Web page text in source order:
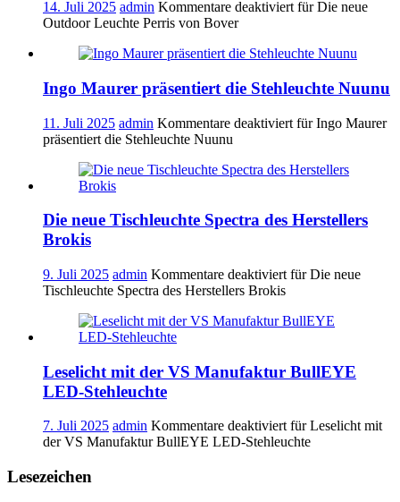
14. Juli 2025 admin Kommentare deaktiviert für Die neue
Outdoor Leuchte Perris von Bover
Ingo Maurer präsentiert die Stehleuchte Nuunu
11. Juli 2025 admin Kommentare deaktiviert für Ingo Maurer
präsentiert die Stehleuchte Nuunu
Die neue Tischleuchte Spectra des Herstellers
Brokis
9. Juli 2025 admin Kommentare deaktiviert für Die neue
Tischleuchte Spectra des Herstellers Brokis
Leselicht mit der VS Manufaktur BullEYE
LED-Stehleuchte
7. Juli 2025 admin Kommentare deaktiviertfür Leselicht mit
der VS Manufaktur BullEYE LED-Stehleuchte
Lesezeichen